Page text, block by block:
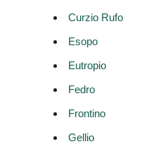
Curzio Rufo
Esopo
Eutropio
Fedro
Frontino
Gellio